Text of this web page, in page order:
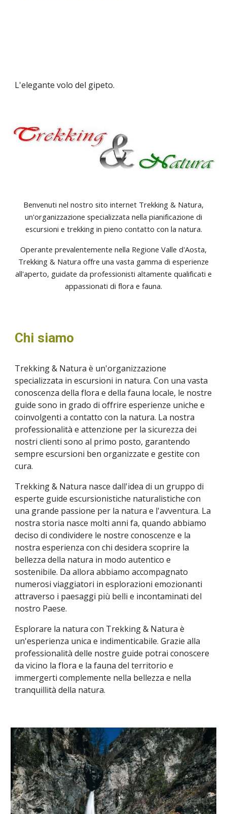
L'elegante volo del gipeto.
Benvenuti nel nostro sito internet Trekking & Natura,
un'organizzazione specializzata nella pianificazione di
escursioni e trekking in pieno contatto con la natura.
Operante prevalentemente nella Regione Valle d'Aosta,
Trekking & Natura offre una vasta gamma di esperienze
all'aperto, guidate da professionisti altamente qualificati e
appassionati di flora e fauna.
Chi siamo
Trekking & Natura è un'organizzazione
specializzata in escursioni in natura. Con una vasta
conoscenza della flora e della fauna locale, le nostre
guide sono in grado di offrire esperienze uniche e
coinvolgenti a contatto con la natura. La nostra
professionalità e attenzione per la sicurezza dei
nostri clienti sono al primo posto, garantendo
sempre escursioni ben organizzate e gestite con
cura.
Trekking & Natura nasce dall'idea di un gruppo di
esperte guide escursionistiche naturalistiche con
una grande passione per la natura e l'avventura. La
nostra storia nasce molti anni fa, quando abbiamo
deciso di condividere le nostre conoscenze e la
nostra esperienza con chi desidera scoprire la
bellezza della natura in modo autentico e
sostenibile. Da allora abbiamo accompagnato
numerosi viaggiatori in esplorazioni emozionanti
attraverso i paesaggi più belli e incontaminati del
nostro Paese.
Esplorare la natura con Trekking & Natura è
un'esperienza unica e indimenticabile. Grazie alla
professionalità delle nostre guide potrai conoscere
da vicino la flora e la fauna del territorio e
immergerti complemente nella bellezza e nella
tranquillità della natura.